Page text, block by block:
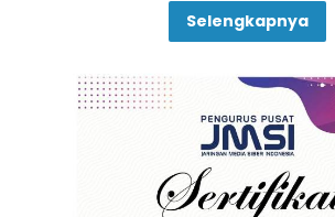
Selengkapnya